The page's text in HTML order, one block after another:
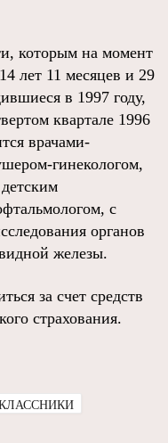
которым на момент
лет 11 месяцев и 29
в 1997 году,
квартале 1996
врачами-
гинекологом,
с
органов
железы.
за счет средств
страхования.